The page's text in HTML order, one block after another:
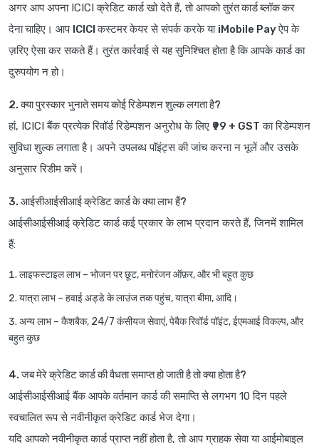
अगर आप अपना ICICI क्रेडिट कार्ड खो देते हैं, तो आपकोतुरंत कार्ड ब्लॉक कर
देना चाहिए । आप ICICI कस्टमर केयरसे संपर्क करके या iMobile Pay ऐपके
ज़रिए ऐसा कर सकते हैं। तुरंत कार्रवाई से यह सुनिश्चित होता है कि आपके कार्ड का
दुरुपयोग न हो।
2. क्या पुरस्कार भुनाते समय कोई रिडेम्पशन शुल्क लगता है?
हां, ICICI बैंक प्रत्येक रिवॉर्ड रिडेम्पशन अनुरोध के लिए ₹99 + GST का रिडेम्पशन
सुविधा शुल्क लगाता है। अपने उपलब्ध पॉइंट्स की जांच करना न भूलें और उसके
अनुसार रिडीम करें।
3. आईसीआईसीआई क्रेडिट कार्ड के क्या लाभ हैं?
आईसीआईसीआई क्रेडिट कार्ड कई प्रकार के लाभ प्रदान करते हैं, जिनमें शामिल
हैं:
लाइफस्टाइल लाभ– भोजन पर छूट, मनोरंजन ऑफ़र, और भी बहुत कुछ
यात्रा लाभ– हवाई अड्डे के लाउंज तक पहुंच, यात्रा बीमा, आदि।
अन्य लाभ– कैशबैक, 24/7 कंसीयज सेवाएं, पेबैक रिवॉर्ड पॉइंट, ईएमआई विकल्प, और
बहुत कुछ
4. जब मेरे क्रेडिट कार्ड की वैधता समाप्त हो जाती है तो क्या होता है?
आईसीआईसीआई बैंक आपके वर्तमान कार्ड की समाप्ति से लगभग 10 दिन पहले
स्वचालित रूप से नवीनीकृत क्रेडिट कार्ड भेज देगा।
यदि आपको नवीनीकृत कार्ड प्राप्त नहीं होता है, तो आप ग्राहक सेवा या आईमोबाइल